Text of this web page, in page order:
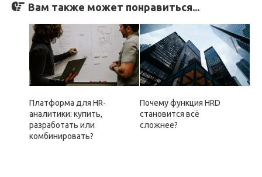
Вам также может понравиться...
Платформа для HR-
аналитики: купить,
разработать или
комбинировать?
Почему функция HRD
становится всё
сложнее?